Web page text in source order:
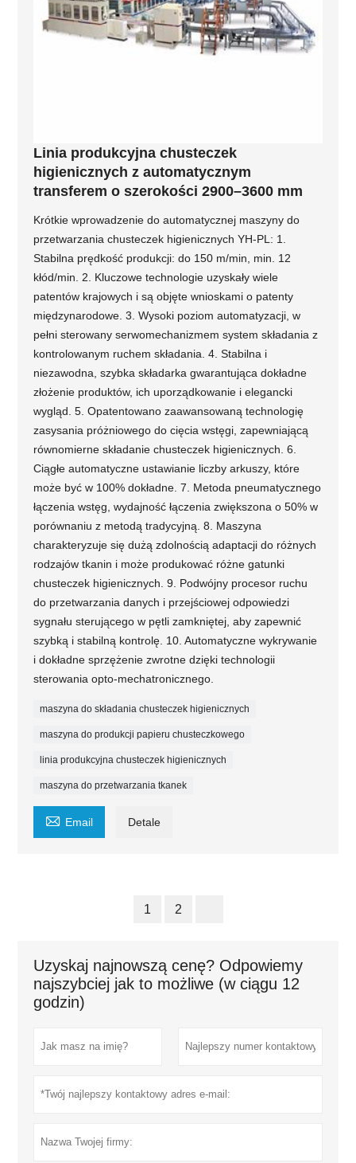
Linia produkcyjna chusteczek
higienicznych z automatycznym
transferem o szerokości 2900–3600 mm
Krótkie wprowadzenie do automatycznej maszyny do
przetwarzania chusteczek higienicznych YH-PL: 1.
Stabilna prędkość produkcji: do 150 m/min, min. 12
kłód/min. 2. Kluczowe technologie uzyskały wiele
patentów krajowych i są objęte wnioskami o patenty
międzynarodowe. 3. Wysoki poziom automatyzacji, w
pełni sterowany serwomechanizmem system składania z
kontrolowanym ruchem składania. 4. Stabilna i
niezawodna, szybka składarka gwarantująca dokładne
złożenie produktów, ich uporządkowanie i elegancki
wygląd. 5. Opatentowano zaawansowaną technologię
zasysania próżniowego do cięcia wstęgi, zapewniającą
równomierne składanie chusteczek higienicznych. 6.
Ciągłe automatyczne ustawianie liczby arkuszy, które
może być w 100% dokładne. 7. Metoda pneumatycznego
łączenia wstęg, wydajność łączenia zwiększona o 50% w
porównaniu z metodą tradycyjną. 8. Maszyna
charakteryzuje się dużą zdolnością adaptacji do różnych
rodzajów tkanin i może produkować różne gatunki
chusteczek higienicznych. 9. Podwójny procesor ruchu
do przetwarzania danych i przejściowej odpowiedzi
sygnału sterującego w pętli zamkniętej, aby zapewnić
szybką i stabilną kontrolę. 10. Automatyczne wykrywanie
i dokładne sprzężenie zwrotne dzięki technologii
sterowania opto-mechatronicznego.
maszyna do składania chusteczek higienicznych
maszyna do produkcji papieru chusteczkowego
linia produkcyjna chusteczek higienicznych
maszyna do przetwarzania tkanek
 Email Detale
1 2
Uzyskaj najnowszą cenę? Odpowiemy
najszybciej jak to możliwe (w ciągu 12
godzin)